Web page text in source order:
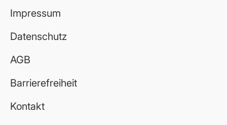
Impressum
Datenschutz
AGB
Barrierefreiheit
Kontakt